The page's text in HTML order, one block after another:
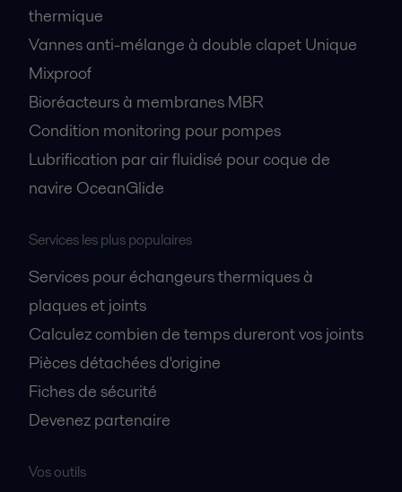
thermique
Vannes anti-mélange à double clapet Unique
Mixproof
Bioréacteurs à membranes MBR
Condition monitoring pour pompes
Lubrification par air fluidisé pour coque de
navire OceanGlide
Services les plus populaires
Services pour échangeurs thermiques à
plaques et joints
Calculez combien de temps dureront vos joints
Pièces détachées d'origine
Fiches de sécurité
Devenez partenaire
Vos outils